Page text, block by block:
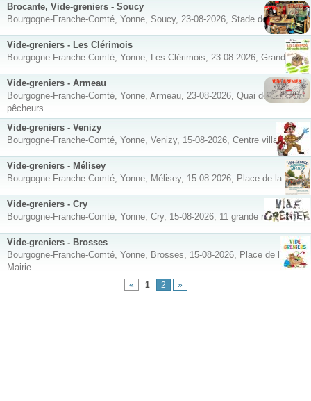
Brocante, Vide-greniers - Soucy
Bourgogne-Franche-Comté, Yonne, Soucy, 23-08-2026, Stade de foot
Vide-greniers - Les Clérimois
Bourgogne-Franche-Comté, Yonne, Les Clérimois, 23-08-2026, Grande Rue
Vide-greniers - Armeau
Bourgogne-Franche-Comté, Yonne, Armeau, 23-08-2026, Quai des
pêcheurs
Vide-greniers - Venizy
Bourgogne-Franche-Comté, Yonne, Venizy, 15-08-2026, Centre village
Vide-greniers - Mélisey
Bourgogne-Franche-Comté, Yonne, Mélisey, 15-08-2026, Place de la Mairie
Vide-greniers - Cry
Bourgogne-Franche-Comté, Yonne, Cry, 15-08-2026, 11 grande rue
Vide-greniers - Brosses
Bourgogne-Franche-Comté, Yonne, Brosses, 15-08-2026, Place de la
Mairie
« 1 2 »